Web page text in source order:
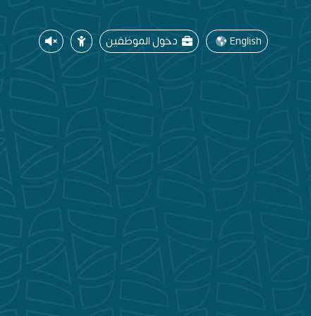
English دخول الموظفين